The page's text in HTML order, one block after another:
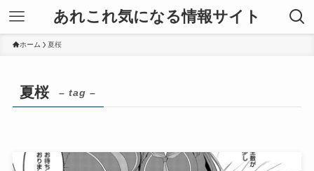
あれこれ気になる情報サイト
ホーム 夏桜
夏桜 – tag –